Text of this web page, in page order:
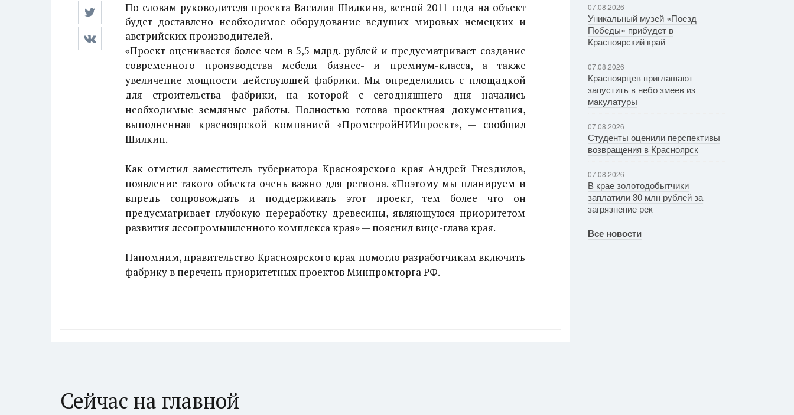
По словам руководителя проекта Василия Шилкина, весной 2011 года на объект
будет доставлено необходимое оборудование ведущих мировых немецких и
австрийских производителей.
«Проект оценивается более чем в 5,5 млрд. рублей и предусматривает создание
современного производства мебели бизнес- и премиум-класса, а также
увеличение мощности действующей фабрики. Мы определились с площадкой
для строительства фабрики, на которой с сегодняшнего дня начались
необходимые земляные работы. Полностью готова проектная документация,
выполненная красноярской компанией «ПромстройНИИпроект», — сообщил
Шилкин.
Как отметил заместитель губернатора Красноярского края Андрей Гнездилов,
появление такого объекта очень важно для региона. «Поэтому мы планируем и
впредь сопровождать и поддерживать этот проект, тем более что он
предусматривает глубокую переработку древесины, являющуюся приоритетом
развития лесопромышленного комплекса края» — пояснил вице-глава края.
Напомним, правительство Красноярского края помогло разработчикам включить
фабрику в перечень приоритетных проектов Минпромторга РФ.
07.08.2026
Уникальный музей «Поезд
Победы» прибудет в
Красноярский край
07.08.2026
Красноярцев приглашают
запустить в небо змеев из
макулатуры
07.08.2026
Студенты оценили перспективы
возвращения в Красноярск
07.08.2026
В крае золотодобытчики
заплатили 30 млн рублей за
загрязнение рек
Все новости
Сейчас на главной